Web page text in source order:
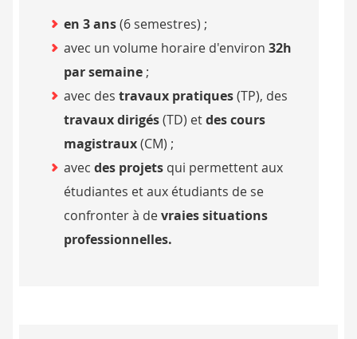
en 3 ans(6 semestres) ;
avec un volume horaire d'environ 32h
par semaine ;
avec des travaux pratiques(TP), des
travaux dirigés(TD) etdes cours
magistraux(CM) ;
avec des projetsqui permettent aux
étudiantes et aux étudiants de se
confronter à devraies situations
professionnelles.